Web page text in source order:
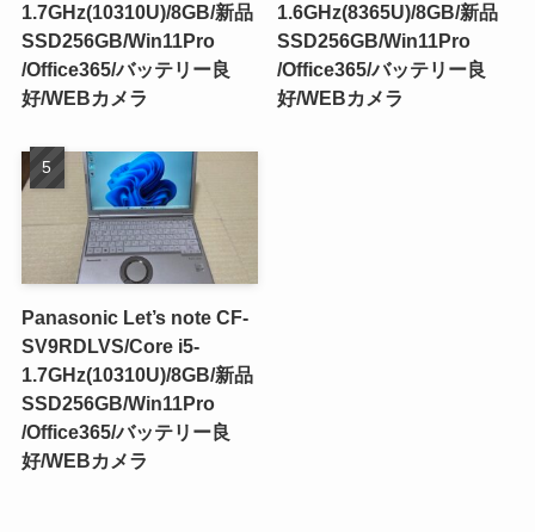
1.7GHz(10310U)/8GB/新品
SSD256GB/Win11Pro
/Office365/バッテリー良
好/WEBカメラ
1.6GHz(8365U)/8GB/新品
SSD256GB/Win11Pro
/Office365/バッテリー良
好/WEBカメラ
Panasonic Let’s note CF-
SV9RDLVS/Core i5-
1.7GHz(10310U)/8GB/新品
SSD256GB/Win11Pro
/Office365/バッテリー良
好/WEBカメラ